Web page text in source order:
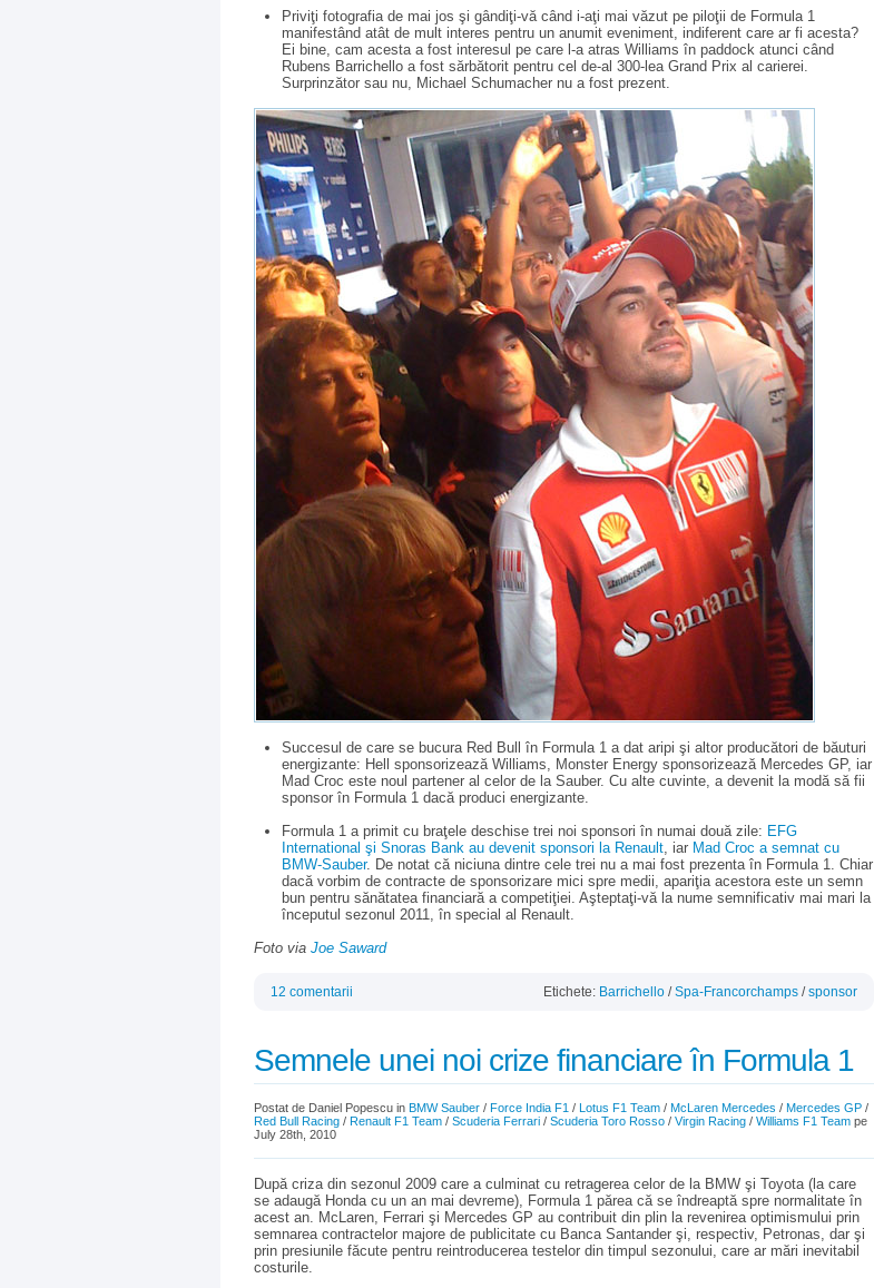
Priviţi fotografia de mai jos şi gândiţi-vă când i-aţi mai văzut pe piloţii de Formula 1
manifestând atât de mult interes pentru un anumit eveniment, indiferent care ar fi acesta?
Ei bine, cam acesta a fost interesul pe care l-a atras Williams în paddock atunci când
Rubens Barrichello a fost sărbătorit pentru cel de-al 300-lea Grand Prix al carierei.
Surprinzător sau nu, Michael Schumacher nu a fost prezent.
Succesul de care se bucura Red Bull în Formula 1 a dat aripi şi altor producători de băuturi
energizante: Hell sponsorizează Williams, Monster Energy sponsorizează Mercedes GP, iar
Mad Croc este noul partener al celor de la Sauber. Cu alte cuvinte, a devenit la modă să fii
sponsor în Formula 1 dacă produci energizante.
Formula 1 a primit cu braţele deschise trei noi sponsori în numai două zile: EFG
International şi Snoras Bank au devenit sponsori la Renault, iar Mad Croc a semnat cu
BMW-Sauber. De notat că niciuna dintre cele trei nu a mai fost prezenta în Formula 1. Chiar
dacă vorbim de contracte de sponsorizare mici spre medii, apariţia acestora este un semn
bun pentru sănătatea financiară a competiţiei. Aşteptaţi-vă la nume semnificativ mai mari la
începutul sezonul 2011, în special al Renault.
Foto via Joe Saward
12 comentarii Etichete: Barrichello /Spa-Francorchamps /sponsor
Semnele unei noi crize financiare în Formula 1
Postat de Daniel Popescu in BMW Sauber / Force India F1 / Lotus F1 Team / McLaren Mercedes / Mercedes GP /
Red Bull Racing / Renault F1 Team / Scuderia Ferrari / Scuderia Toro Rosso / Virgin Racing / Williams F1 Team pe
July 28th, 2010
După criza din sezonul 2009 care a culminat cu retragerea celor de la BMW şi Toyota (la care
se adaugă Honda cu un an mai devreme), Formula 1 părea că se îndreaptă spre normalitate în
acest an. McLaren, Ferrari şi Mercedes GP au contribuit din plin la revenirea optimismului prin
semnarea contractelor majore de publicitate cu Banca Santander şi, respectiv, Petronas, dar şi
prin presiunile făcute pentru reintroducerea testelor din timpul sezonului, care ar mări inevitabil
costurile.